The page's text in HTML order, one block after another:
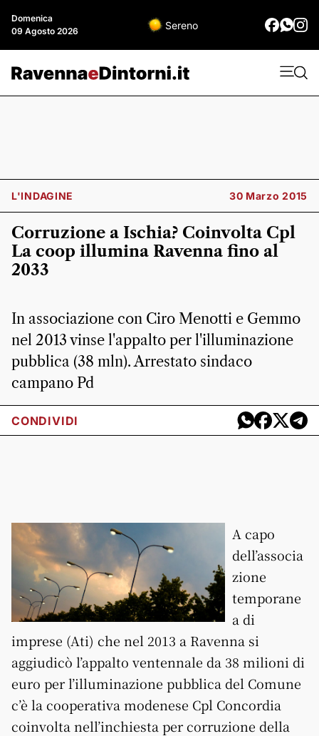
Domenica
09 Agosto 2026
Sereno
L'INDAGINE 30 Marzo 2015
Corruzione a Ischia? Coinvolta Cpl
La coop illumina Ravenna fino al
2033
In associazione con Ciro Menotti e Gemmo
nel 2013 vinse l'appalto per l'illuminazione
pubblica (38 mln). Arrestato sindaco
campano Pd
CONDIVIDI
A capo
dell’associa
zione
temporane
a di
imprese (Ati) che nel 2013 a Ravenna si
aggiudicò l’appalto ventennale da 38 milioni di
euro per l’illuminazione pubblica del Comune
c’è la cooperativa modenese Cpl Concordia
coinvolta nell’inchiesta per corruzione della